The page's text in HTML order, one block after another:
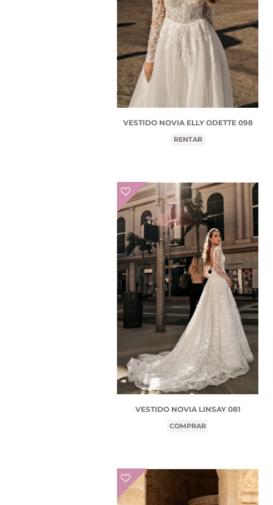
VESTIDO NOVIA ELLY ODETTE 098
RENTAR
VESTIDO NOVIA LINSAY 081
COMPRAR